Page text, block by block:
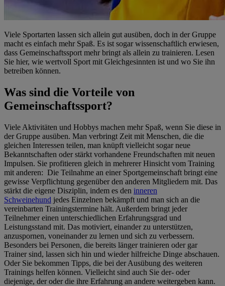
Viele Sportarten lassen sich allein gut ausüben, doch in der Gruppe
macht es einfach mehr Spaß. Es ist sogar wissenschaftlich erwiesen,
dass Gemeinschaftssport mehr bringt als allein zu trainieren. Lesen
Sie hier, wie wertvoll Sport mit Gleichgesinnten ist und wo Sie ihn
betreiben können.
Was sind die Vorteile von
Gemeinschaftssport?
Viele Aktivitäten und Hobbys machen mehr Spaß, wenn Sie diese in
der Gruppe ausüben. Man verbringt Zeit mit Menschen, die die
gleichen Interessen teilen, man knüpft vielleicht sogar neue
Bekanntschaften oder stärkt vorhandene Freundschaften mit neuen
Impulsen. Sie profitieren gleich in mehrerer Hinsicht vom Training
mit anderen: Die Teilnahme an einer Sportgemeinschaft bringt eine
gewisse Verpflichtung gegenüber den anderen Mitgliedern mit. Das
stärkt die eigene Disziplin, indem es den inneren
Schweinehund jedes Einzelnen bekämpft und man sich an die
vereinbarten Trainingstermine hält. Außerdem bringt jeder
Teilnehmer einen unterschiedlichen Erfahrungsgrad und
Leistungsstand mit. Das motiviert, einander zu unterstützen,
anzuspornen, voneinander zu lernen und sich zu verbessern.
Besonders bei Personen, die bereits länger trainieren oder gar
Trainer sind, lassen sich hin und wieder hilfreiche Dinge abschauen.
Oder Sie bekommen Tipps, die bei der Ausübung des weiteren
Trainings helfen können. Vielleicht sind auch Sie der- oder
diejenige, der oder die ihre Erfahrung an andere weitergeben kann.